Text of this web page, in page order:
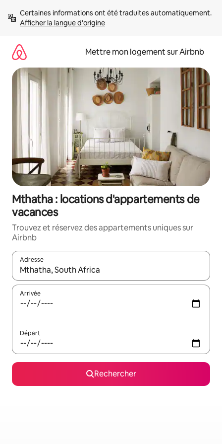
directement
Afficher la langue d'origine
Mettre mon logement sur Airbnb
Mthatha : locations d'appartements de
vacances
Trouvez et réservez des appartements uniques sur
Airbnb
Adresse
Lorsque les résultats s'affichent, utilisez les flèches vers le
Arrivée
Départ
Rechercher